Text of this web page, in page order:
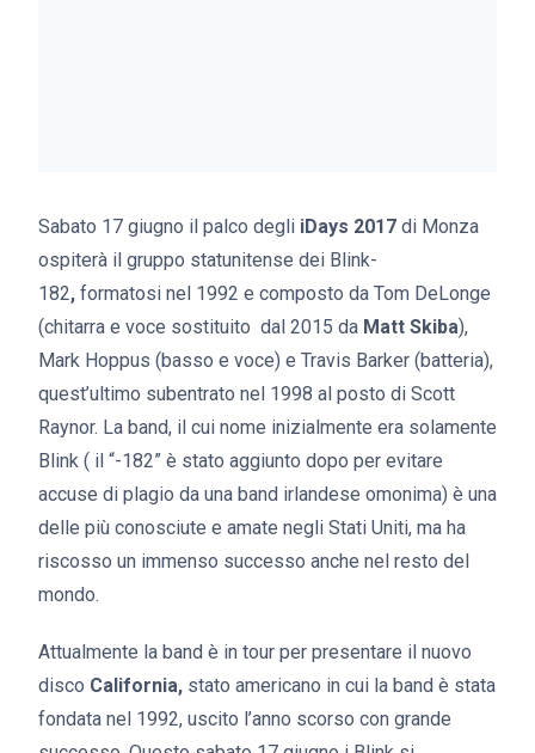
Sabato 17 giugno il palco degli iDays 2017 di Monza
ospiterà il gruppo statunitense dei Blink-
182, formatosi nel 1992 e composto da Tom DeLonge
(chitarra e voce sostituito dal 2015 da Matt Skiba),
Mark Hoppus (basso e voce) e Travis Barker (batteria),
quest’ultimo subentrato nel 1998 al posto di Scott
Raynor. La band, il cui nome inizialmente era solamente
Blink ( il “-182” è stato aggiunto dopo per evitare
accuse di plagio da una band irlandese omonima) è una
delle più conosciute e amate negli Stati Uniti, ma ha
riscosso un immenso successo anche nel resto del
mondo.
Attualmente la band è in tour per presentare il nuovo
disco California, stato americano in cui la band è stata
fondata nel 1992, uscito l’anno scorso con grande